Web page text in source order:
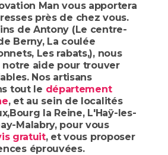
Man vous apportera
près de chez vous.
de Antony (Le centre-
Berny, La coulée
Les rabats,), nous
aide pour trouver
Nos artisans
tout le département
, et au sein de localités
la Reine, L'Haÿ-les-
Malabry, pour vous
gratuit, et vous proposer
éprouvées.